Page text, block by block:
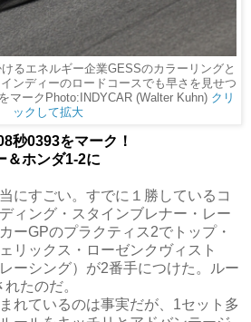
るエネルギー企業GESSのカラーリングと
ンディーのロードコースでも早さを見せつ
マークPhoto:INDYCAR (Walter Kuhn) クリ
ックして拡大
秒0393をマーク！
＆ホンダ1-2に
にすごい。すでに１勝しているコ
ィング・スタインブレナー・レー
ーGPのプラクティス2でトップ・
リックス・ローゼンクヴィスト
ーシング）が2番手につけた。ルー
たのだ。
れているのは事実だが、1セット多